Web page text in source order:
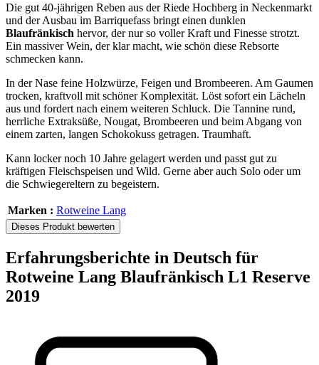
Die gut 40-jährigen Reben aus der Riede Hochberg in Neckenmarkt
und der Ausbau im Barriquefass bringt einen dunklen
Blaufränkisch hervor, der nur so voller Kraft und Finesse strotzt.
Ein massiver Wein, der klar macht, wie schön diese Rebsorte
schmecken kann.
In der Nase feine Holzwürze, Feigen und Brombeeren. Am Gaumen
trocken, kraftvoll mit schöner Komplexität. Löst sofort ein Lächeln
aus und fordert nach einem weiteren Schluck. Die Tannine rund,
herrliche Extraksüße, Nougat, Brombeeren und beim Abgang von
einem zarten, langen Schokokuss getragen. Traumhaft.
Kann locker noch 10 Jahre gelagert werden und passt gut zu
kräftigen Fleischspeisen und Wild. Gerne aber auch Solo oder um
die Schwiegereltern zu begeistern.
Marken : Rotweine Lang
Dieses Produkt bewerten
Erfahrungsberichte in Deutsch für
Rotweine Lang Blaufränkisch L1 Reserve
2019